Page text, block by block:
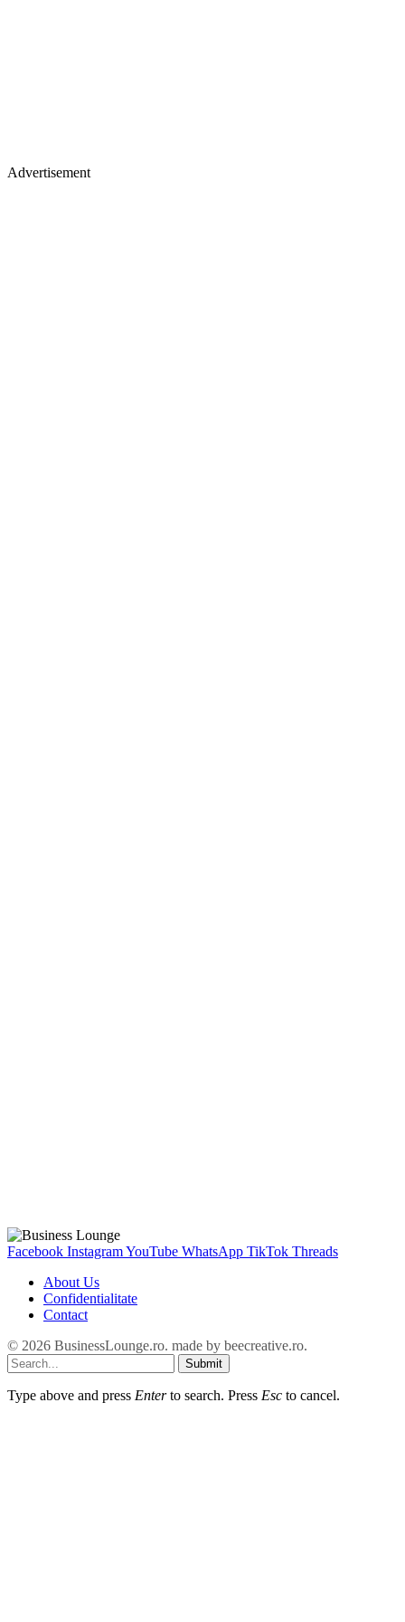
Advertisement
Facebook InstagramYouTube WhatsApp TikTok Threads
About Us
Confidentialitate
Contact
© 2026 BusinessLounge.ro. made by beecreative.ro.
Submit
Type above and press Enterto search. Press Esc to cancel.